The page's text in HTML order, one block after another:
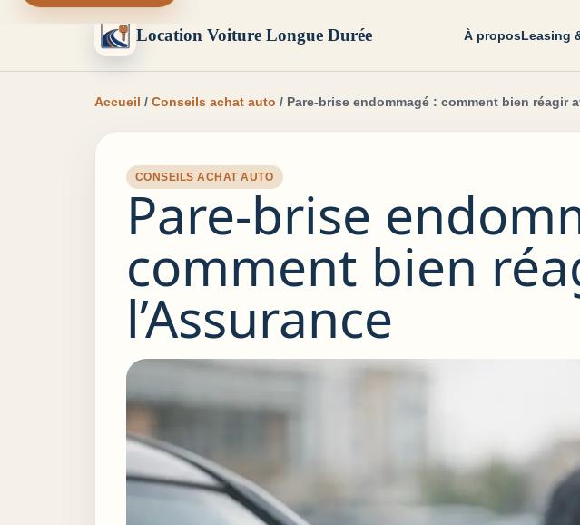
Location Voiture Longue Durée À proposLeasing
Accueil / Conseils achat auto / Pare-brise endommagé : comment bien réagir
CONSEILS ACHAT AUTO
Pare-brise
comment bien
l’Assurance